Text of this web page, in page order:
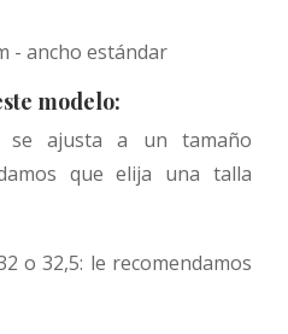
- ancho estándar
modelo:
se ajusta a un tamaño
que elija una talla
o 32,5: le recomendamos